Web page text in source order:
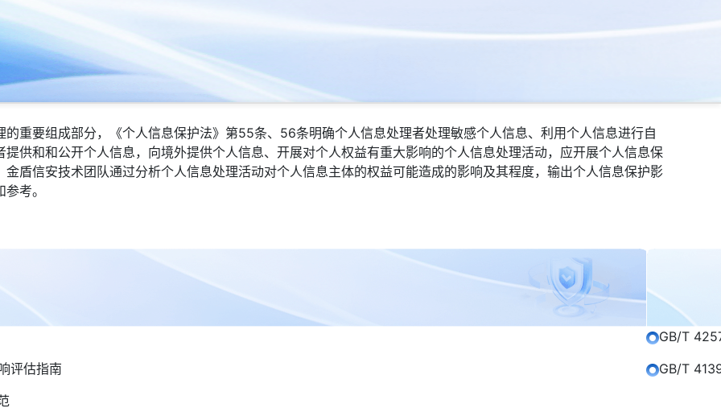
重要组成部分，《个人信息保护法》第55条、56条明确个人信息处理者处理敏感个人信息、利用个人信息进行自
供和和公开个人信息，向境外提供个人信息、开展对个人权益有重大影响的个人信息处理活动，应开展个人信息保
盾信安技术团队通过分析个人信息处理活动对个人信息主体的权益可能造成的影响及其程度，输出个人信息保护影
考。
评估指南
GB/T
GB/T